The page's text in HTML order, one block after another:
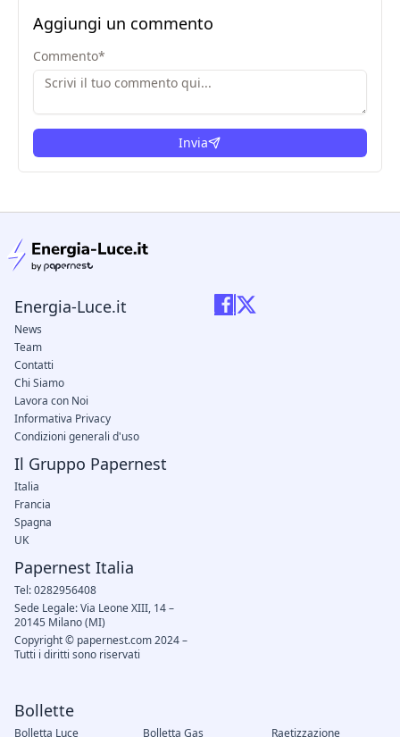
Aggiungi un commento
Commento*
Invia
Bollette
Bolletta Luce Bolletta Gas Raetizzazione
Energia-Luce.it
News
Team
Contatti
Chi Siamo
Lavora con Noi
Informativa Privacy
Condizioni generali d'uso
Il Gruppo Papernest
Italia
Francia
Spagna
UK
Papernest Italia
Tel: 0282956408
Sede Legale: Via Leone XIII, 14 –
20145 Milano (MI)
Copyright © papernest.com 2024 –
Tutti i diritti sono riservati